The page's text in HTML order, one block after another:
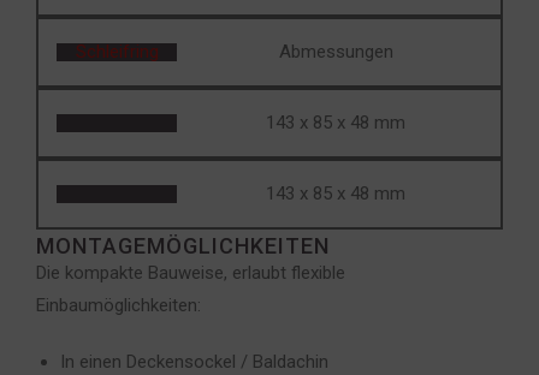
Schleifring Abmessungen
143 x 85 x 48 mm
143 x 85 x 48 mm
MONTAGEMÖGLICHKEITEN
Die kompakte Bauweise, erlaubt flexible
Einbaumöglichkeiten:
In einen Deckensockel / Baldachin